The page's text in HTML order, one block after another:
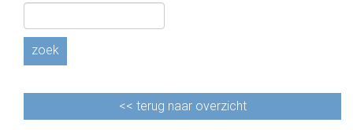
zoek
<< terug naar overzicht